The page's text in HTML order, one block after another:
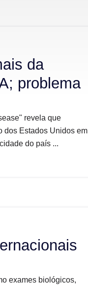
da
problema
revela que
dos Estados Unidos em
do país ...
exames biológicos,